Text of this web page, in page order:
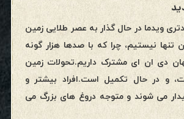
ویدما در حال گذار به عصر طلایی زمین
تنها نیستیم، چرا که با صدها هزار گونه
دی ان ای مشترک داریم.تحولات زمین
و در حال تکمیل است.افراد بیشتر و
می شوند و متوجه دروغ های بزرگ می